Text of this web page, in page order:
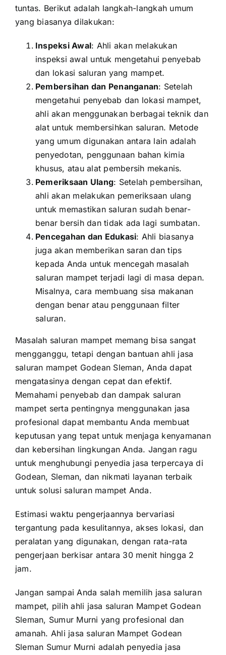
tuntas. Berikut adalah langkah-langkah umum
yang biasanya dilakukan:
Inspeksi Awal: Ahli akan melakukan
inspeksi awal untuk mengetahui penyebab
dan lokasi saluran yang mampet.
Pembersihan dan Penanganan: Setelah
mengetahui penyebab dan lokasi mampet,
ahli akan menggunakan berbagai teknik dan
alat untuk membersihkan saluran. Metode
yang umum digunakan antara lain adalah
penyedotan, penggunaan bahan kimia
khusus, atau alat pembersih mekanis.
Pemeriksaan Ulang: Setelah pembersihan,
ahli akan melakukan pemeriksaan ulang
untuk memastikan saluran sudah benar-
benar bersih dan tidak ada lagi sumbatan.
Pencegahan dan Edukasi: Ahli biasanya
juga akan memberikan saran dan tips
kepada Anda untuk mencegah masalah
saluran mampet terjadi lagi di masa depan.
Misalnya, cara membuang sisa makanan
dengan benar atau penggunaan filter
saluran.
Masalah saluran mampet memang bisa sangat
mengganggu, tetapi dengan bantuan ahli jasa
saluran mampet Godean Sleman, Anda dapat
mengatasinya dengan cepat dan efektif.
Memahami penyebab dan dampak saluran
mampet serta pentingnya menggunakan jasa
profesional dapat membantu Anda membuat
keputusan yang tepat untuk menjaga kenyamanan
dan kebersihan lingkungan Anda. Jangan ragu
untuk menghubungi penyedia jasa terpercaya di
Godean, Sleman, dan nikmati layanan terbaik
untuk solusi saluran mampet Anda.
Estimasi waktu pengerjaannya bervariasi
tergantung pada kesulitannya, akses lokasi, dan
peralatan yang digunakan, dengan rata-rata
pengerjaan berkisar antara 30 menit hingga 2
jam.
Jangan sampai Anda salah memilih jasa saluran
mampet, pilih ahli jasa saluran Mampet Godean
Sleman, Sumur Murni yang profesional dan
amanah. Ahli jasa saluran Mampet Godean
Sleman Sumur Murni adalah penyedia jasa